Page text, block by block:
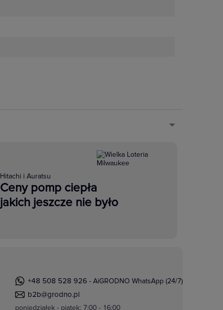
Hitachi i Auratsu
Ceny pomp ciepła
jakich jeszcze nie było
+48 508 528 926 - AiGRODNO WhatsApp (24/7)
b2b@grodno.pl
poniedziałek - piątek: 7:00 - 16:00